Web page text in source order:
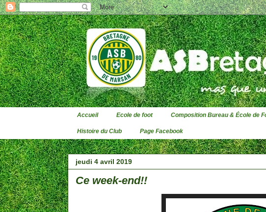
Accueil Ecole de foot Composition Bureau & École de
Histoire du Club Page Facebook
jeudi 4 avril 2019
Ce week-end!!